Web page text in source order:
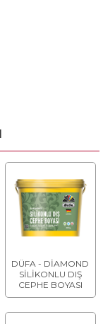
DÜFA - DİAMOND
SİLİKONLU DIŞ
CEPHE BOYASI